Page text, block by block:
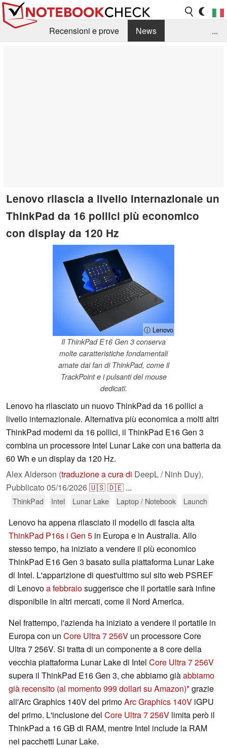
Recensioni e prove
News
...
Lenovo rilascia a livello internazionale un
ThinkPad da 16 pollici più economico
con display da 120 Hz
ⓘ Lenovo
Il ThinkPad E16 Gen 3 conserva
molte caratteristiche fondamentali
amate dai fan di ThinkPad, come il
TrackPoint e i pulsanti del mouse
dedicati.
Lenovo ha rilasciato un nuovo ThinkPad da 16 pollici a
livello internazionale. Alternativa più economica a molti altri
ThinkPad moderni da 16 pollici, il ThinkPad E16 Gen 3
combina un processore Intel Lunar Lake con una batteria da
60 Wh e un display da 120 Hz.
Alex Alderson (traduzione a cura di DeepL / Ninh Duy),
Pubblicato 05/16/2026🇺🇸🇩🇪 ...
ThinkPad Intel Lunar Lake Laptop / Notebook Launch
Lenovo ha appena rilasciato il modello di fascia alta
ThinkPad P16s i Gen 5 in Europa e in Australia. Allo
stesso tempo, ha iniziato a vendere il più economico
ThinkPad E16 Gen 3 basato sulla piattaforma Lunar Lake
di Intel. L'apparizione di quest'ultimo sul sito web PSREF
di Lenovoa febbraiosuggerisce che il portatile sarà infine
disponibile in altri mercati, come il Nord America.
Nel frattempo, l'azienda ha iniziato a vendere il portatile in
Europa con un Core Ultra 7 256V un processore Core
Ultra 7 256V. Si tratta di un componente a 8 core della
vecchia piattaforma Lunar Lake di Intel Core Ultra 7 256V
supera il ThinkPad E16 Gen 3, che abbiamo giàabbiamo
già recensito (al momento 999 dollari su Amazon) grazie
all'Arc Graphics 140V del primoArc Graphics 140V iGPU
del primo. L'inclusione del Core Ultra 7 256V limita però il
ThinkPad a 16 GB di RAM, mentre Intel include la RAM
nei pacchetti Lunar Lake.